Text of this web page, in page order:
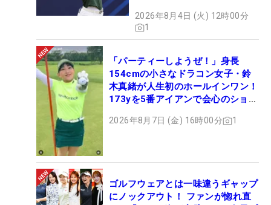
2026年8月4日 (火) 12時00分
1
「パーティーしようぜ！」身長
154cmの小さなドラコン女子・鈴
木真緒が人生初のホールインワン！
173yを5番アイアンで会心のショッ
2026年8月7日 (金) 16時00分 1
ゴルフウェアとは一味違うギャップ
にノックアウト！ ファンが惚れ直